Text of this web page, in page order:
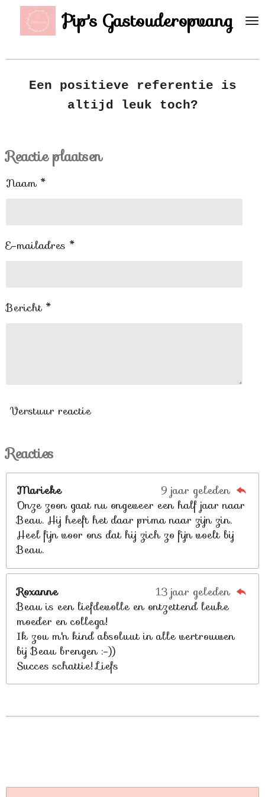
direct
de
Pip's Gastouderopvang
Een positieve referentie is
altijd leuk toch?
Reactie plaatsen
Naam *
E-mailadres *
Bericht *
Verstuur reactie
Reacties
Marieke
9 jaar geleden
Onze zoon gaat nu ongeveer een half jaar naar
Beau. Hij heeft het daar prima naar zijn zin.
Heel fijn voor ons dat hij zich zo fijn voelt bij
Beau.
Roxanne
13 jaar geleden
Beau is een liefdevolle en ontzettend leuke
moeder en collega!
Ik zou m'n kind absoluut in alle vertrouwen
bij Beau brengen :-))
Succes schattie! Liefs